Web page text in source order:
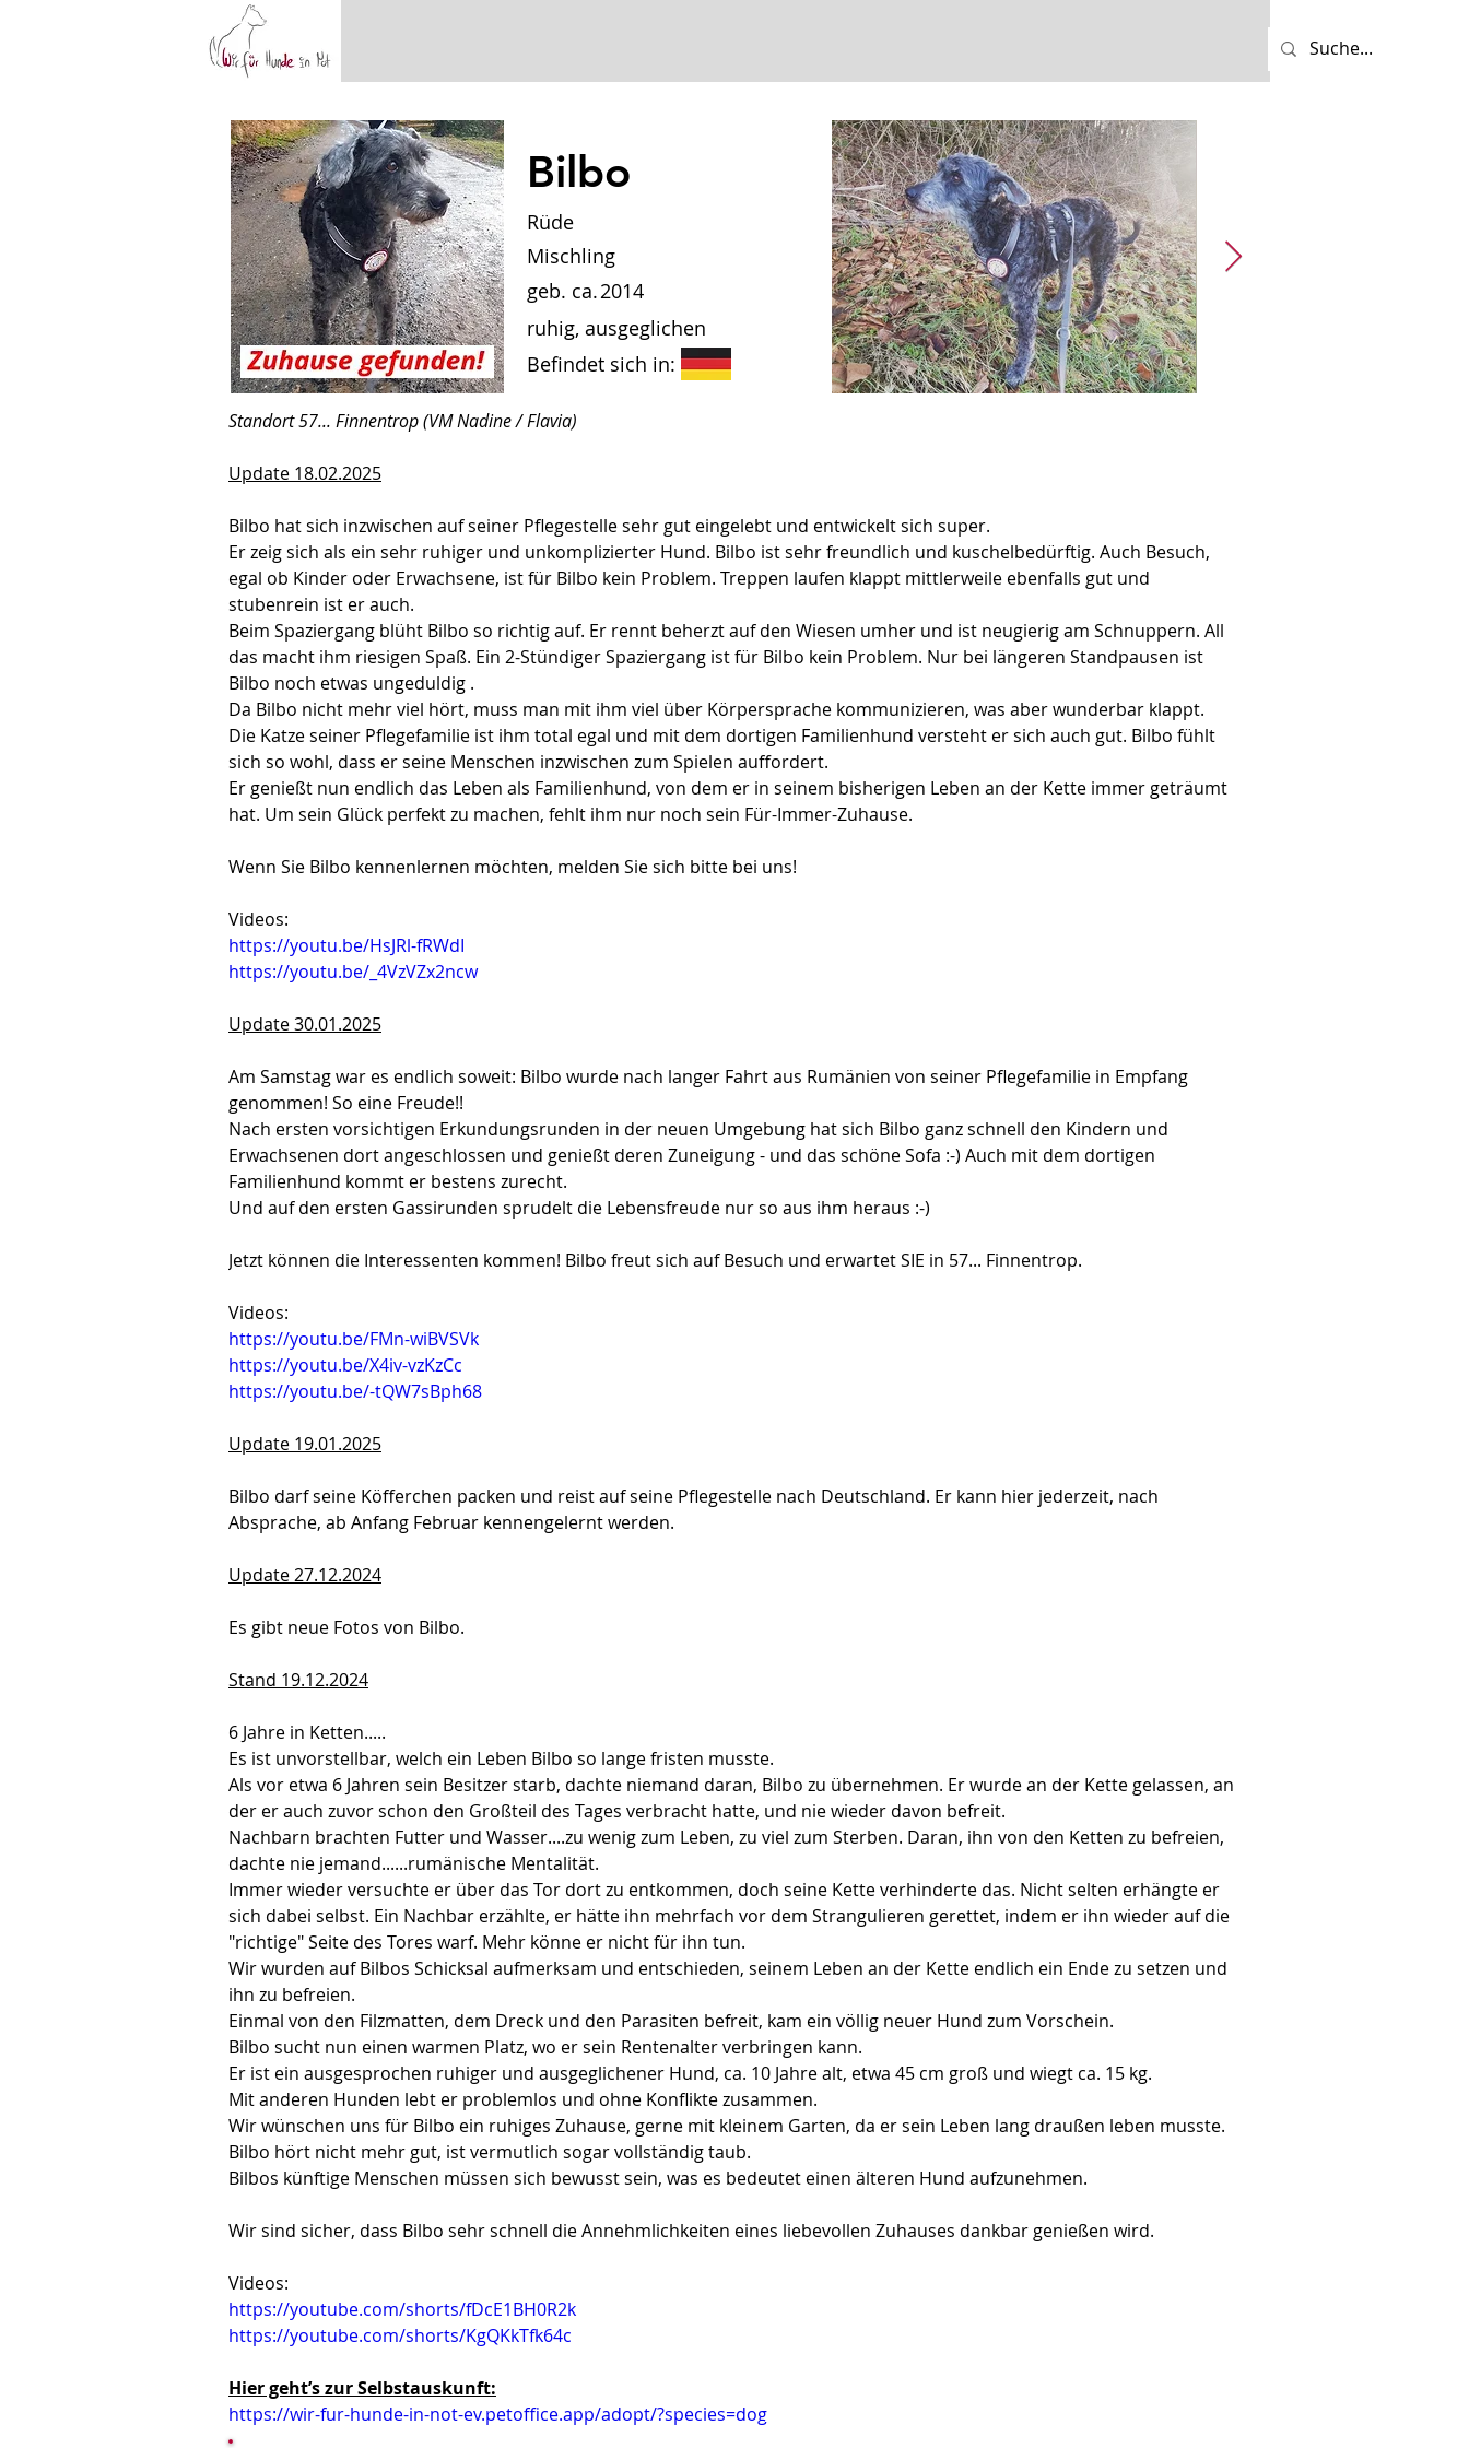
Bilbo
Rüde
Mischling
2014
ruhig, ausgeglichen
Befindet sich in:
geb. ca.
Standort 57... Finnentrop (VM Nadine / Flavia)
Update 18.02.2025
Bilbo hat sich inzwischen auf seiner Pflegestelle sehr gut eingelebt und entwickelt sich super.
Er zeig sich als ein sehr ruhiger und unkomplizierter Hund. Bilbo ist sehr freundlich und kuschelbedürftig. Auch Besuch,
egal ob Kinder oder Erwachsene, ist für Bilbo kein Problem. Treppen laufen klappt mittlerweile ebenfalls gut und
stubenrein ist er auch.
Beim Spaziergang blüht Bilbo so richtig auf. Er rennt beherzt auf den Wiesen umher und ist neugierig am Schnuppern. All
das macht ihm riesigen Spaß. Ein 2-Stündiger Spaziergang ist für Bilbo kein Problem. Nur bei längeren Standpausen ist
Bilbo noch etwas ungeduldig .
Da Bilbo nicht mehr viel hört, muss man mit ihm viel über Körpersprache kommunizieren, was aber wunderbar klappt.
Die Katze seiner Pflegefamilie ist ihm total egal und mit dem dortigen Familienhund versteht er sich auch gut. Bilbo fühlt
sich so wohl, dass er seine Menschen inzwischen zum Spielen auffordert.
Er genießt nun endlich das Leben als Familienhund, von dem er in seinem bisherigen Leben an der Kette immer geträumt
hat. Um sein Glück perfekt zu machen, fehlt ihm nur noch sein Für-Immer-Zuhause.
Wenn Sie Bilbo kennenlernen möchten, melden Sie sich bitte bei uns!
Videos:
https://youtu.be/HsJRl-fRWdI
https://youtu.be/_4VzVZx2ncw
Update 30.01.2025
Am Samstag war es endlich soweit: Bilbo wurde nach langer Fahrt aus Rumänien von seiner Pflegefamilie in Empfang
genommen! So eine Freude!!
Nach ersten vorsichtigen Erkundungsrunden in der neuen Umgebung hat sich Bilbo ganz schnell den Kindern und
Erwachsenen dort angeschlossen und genießt deren Zuneigung - und das schöne Sofa :-) Auch mit dem dortigen
Familienhund kommt er bestens zurecht.
Und auf den ersten Gassirunden sprudelt die Lebensfreude nur so aus ihm heraus :-)
Jetzt können die Interessenten kommen! Bilbo freut sich auf Besuch und erwartet SIE in 57... Finnentrop.
Videos:
https://youtu.be/FMn-wiBVSVk
https://youtu.be/X4iv-vzKzCc
https://youtu.be/-tQW7sBph68
Update 19.01.2025
Bilbo darf seine Köfferchen packen und reist auf seine Pflegestelle nach Deutschland. Er kann hier jederzeit, nach
Absprache, ab Anfang Februar kennengelernt werden.
Update 27.12.2024
Es gibt neue Fotos von Bilbo.
Stand 19.12.2024
6 Jahre in Ketten.....
Es ist unvorstellbar, welch ein Leben Bilbo so lange fristen musste.
Als vor etwa 6 Jahren sein Besitzer starb, dachte niemand daran, Bilbo zu übernehmen. Er wurde an der Kette gelassen, an
der er auch zuvor schon den Großteil des Tages verbracht hatte, und nie wieder davon befreit.
Nachbarn brachten Futter und Wasser....zu wenig zum Leben, zu viel zum Sterben. Daran, ihn von den Ketten zu befreien,
dachte nie jemand......rumänische Mentalität.
Immer wieder versuchte er über das Tor dort zu entkommen, doch seine Kette verhinderte das. Nicht selten erhängte er
sich dabei selbst. Ein Nachbar erzählte, er hätte ihn mehrfach vor dem Strangulieren gerettet, indem er ihn wieder auf die
"richtige" Seite des Tores warf. Mehr könne er nicht für ihn tun.
Wir wurden auf Bilbos Schicksal aufmerksam und entschieden, seinem Leben an der Kette endlich ein Ende zu setzen und
ihn zu befreien.
Einmal von den Filzmatten, dem Dreck und den Parasiten befreit, kam ein völlig neuer Hund zum Vorschein.
Bilbo sucht nun einen warmen Platz, wo er sein Rentenalter verbringen kann.
Er ist ein ausgesprochen ruhiger und ausgeglichener Hund, ca. 10 Jahre alt, etwa 45 cm groß und wiegt ca. 15 kg.
Mit anderen Hunden lebt er problemlos und ohne Konflikte zusammen.
Wir wünschen uns für Bilbo ein ruhiges Zuhause, gerne mit kleinem Garten, da er sein Leben lang draußen leben musste.
Bilbo hört nicht mehr gut, ist vermutlich sogar vollständig taub.
Bilbos künftige Menschen müssen sich bewusst sein, was es bedeutet einen älteren Hund aufzunehmen.
Wir sind sicher, dass Bilbo sehr schnell die Annehmlichkeiten eines liebevollen Zuhauses dankbar genießen wird.
Videos:
https://youtube.com/shorts/fDcE1BH0R2k
https://youtube.com/shorts/KgQKkTfk64c
Hier geht’s zur Selbstauskunft:
https://wir-fur-hunde-in-not-ev.petoffice.app/adopt/?species=dog2-vermittelt